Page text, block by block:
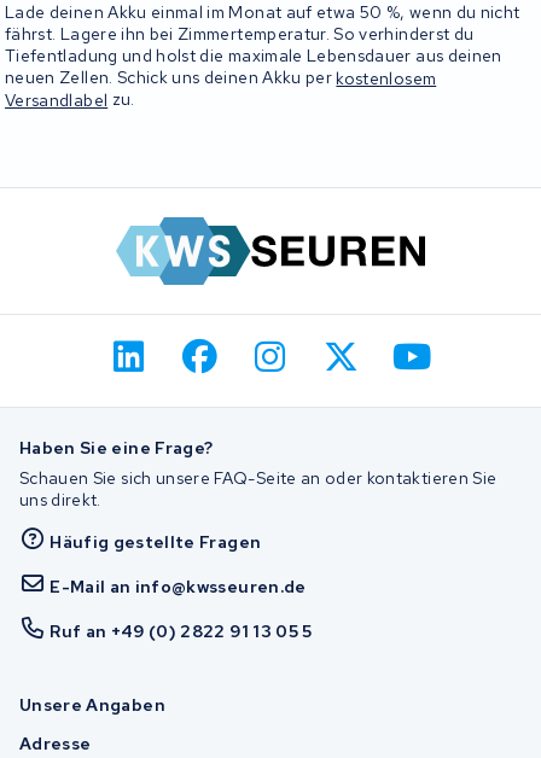
Lade deinen Akku einmal im Monat auf etwa 50 %, wenn du nicht
fährst. Lagere ihn bei Zimmertemperatur. So verhinderst du
Tiefentladung und holst die maximale Lebensdauer aus deinen
neuen Zellen. Schick uns deinen Akku perkostenlosem
Versandlabel zu.
Haben Sie eine Frage?
Schauen Sie sich unsere FAQ-Seite an oder kontaktieren Sie
uns direkt.
Häufig gestellte Fragen
E-Mail an info@kwsseuren.de
Ruf an +49 (0) 2822 91 13 05 5
Unsere Angaben
Adresse